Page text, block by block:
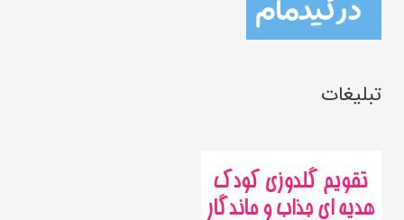
تبلیغات